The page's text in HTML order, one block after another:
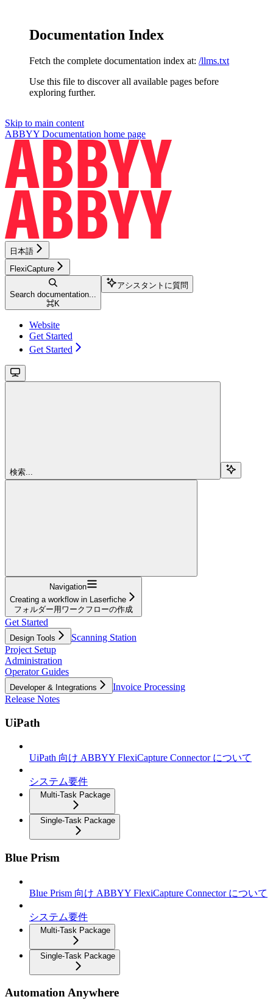
Documentation Index
Fetch the complete documentation index at: /llms.txt
Use this file to discover all available pages before
exploring further.
Skip to main content
ABBYY Documentation home page
日本語
FlexiCapture
Search documentation...
⌘K
アシスタントに質問
Website
Get Started
Get Started
検索...
Navigation
Creating a workflow in Laserfiche
フォルダー用ワークフローの作成
Get Started
Design Tools
Scanning Station
Project Setup
Administration
Operator Guides
Developer & Integrations
Invoice Processing
Release Notes
UiPath
UiPath 向け ABBYY FlexiCapture Connector について
システム要件
Multi-Task Package
Single-Task Package
Blue Prism
Blue Prism 向け ABBYY FlexiCapture Connector について
システム要件
Multi-Task Package
Single-Task Package
Automation Anywhere